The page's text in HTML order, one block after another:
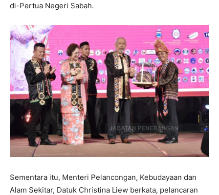
di-Pertua Negeri Sabah.
Sementara itu, Menteri Pelancongan, Kebudayaan dan
Alam Sekitar, Datuk Christina Liew berkata, pelancaran